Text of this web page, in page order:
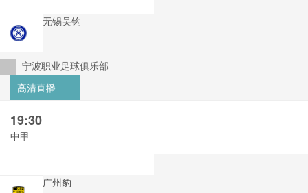
无锡吴钩
宁波职业足球俱乐部
高清直播
19:30
中甲
广州豹